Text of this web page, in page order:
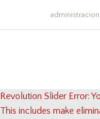
Revolution Slider Error:
This includes make